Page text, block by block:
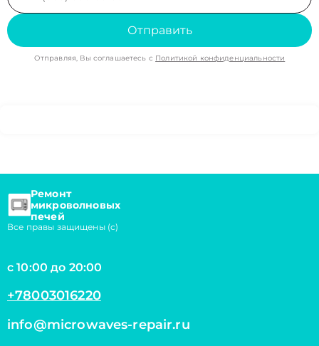
Отправить
Отправляя, Вы соглашаетесь с Политикой конфиденциальности
Ремонт
микроволновых
печей
Все правы защищены (с)
с 10:00 до 20:00
+78003016220
info@microwaves-repair.ru